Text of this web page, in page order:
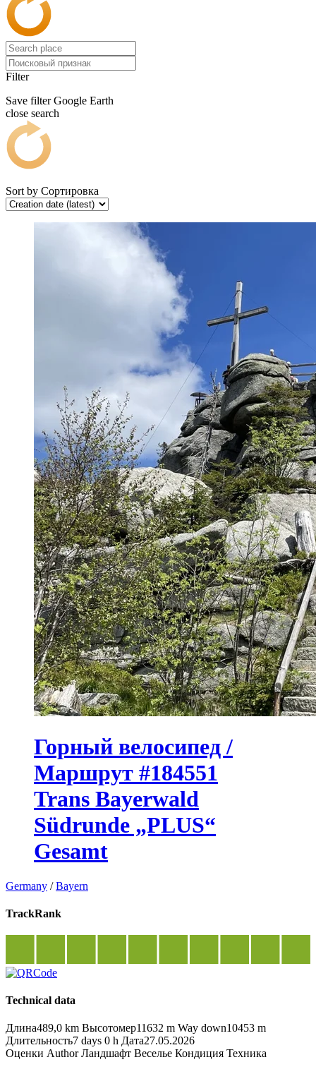
Filter
Save filter Google Earth
close search
Sort by Сортировка
Горный велосипед /
Маршрут #184551
Trans Bayerwald
Südrunde „PLUS“
Gesamt
Germany /Bayern
TrackRank
Technical data
Длина489,0 km Высотомер11632 m Way down10453 m
Длительность7 days 0 h Дата27.05.2026
Оценки Author Ландшафт Веселье Кондиция Техника